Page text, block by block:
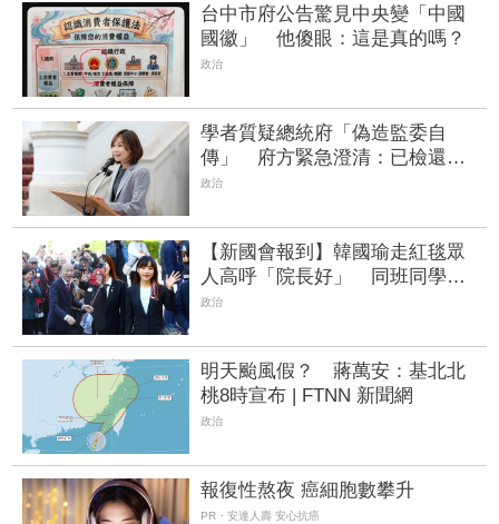
台中市府公告驚見中央變「中國
國徽」 他傻眼：這是真的嗎？
政治
學者質疑總統府「偽造監委自
傳」 府方緊急澄清：已檢還原
件
政治
【新國會報到】韓國瑜走紅毯眾
人高呼「院長好」 同班同學黃
捷喊：一起經營好班級 | FTNN
政治
明天颱風假？ 蔣萬安：基北北
桃8時宣布 | FTNN 新聞網
政治
報復性熬夜 癌細胞數攀升
PR・安達人壽 安心抗癌